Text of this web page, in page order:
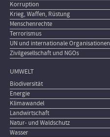
Korruption
Krieg, Waffen, Rüstung
Menschenrechte
Terrorismus
UN und internationale Organisationen
Zivilgesellschaft und NGOs
UMWELT
Biodiversität
Energie
Klimawandel
Landwirtschaft
Natur- und Waldschutz
Wasser